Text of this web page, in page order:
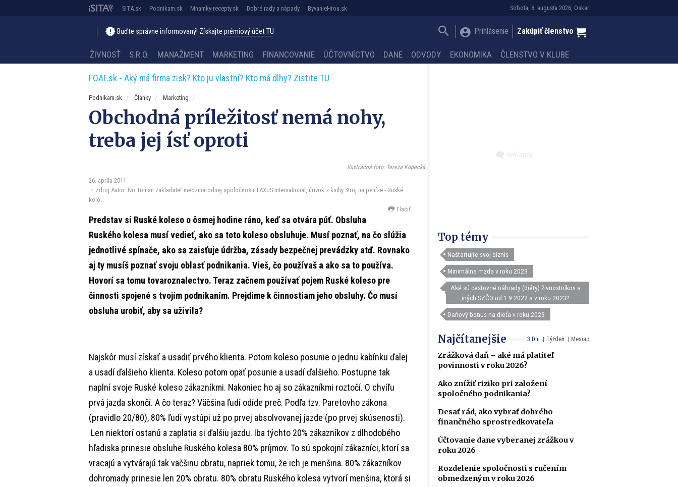
Sobota, 8. augusta 2026, Oskar
SITA.sk Podnikam.sk Mnamky-recepty.sk Dobré rady a nápady ByvanieHrou.sk
Buďte správne informovaný! Získajte prémiový účet TU Prihlásenie Zakúpiť členstvo
ŽIVNOSŤ S.R.O. MANAŽMENT MARKETING FINANCOVANIE ÚČTOVNÍCTVO DANE ODVODY EKONOMIKA ČLENSTVO V KLUBE
FOAF.sk - Aký má firma zisk? Kto ju vlastní? Kto má dlhy? Zistite TU
Podnikam.sk Články Marketing
Obchodná príležitosť nemá nohy,
treba jej ísť oproti
Ilustračná foto: Tereza Kopecká
26. apríla 2011
Zdroj Autor: Ivo Toman zakladateľ medzinárodnej spoločnosti TAXUS International, úrivok z knihy Stroj na peníze - Ruské
kolo.
Tlačiť
Predstav si Ruské koleso o ôsmej hodine ráno, keď sa otvára púť. Obsluha
Ruského kolesa musí vedieť, ako sa toto koleso obsluhuje. Musí poznať, na čo slúžia
jednotlivé spínače, ako sa zaisťuje údržba, zásady bezpečnej prevádzky atď. Rovnako
aj ty musíš poznať svoju oblasť podnikania. Vieš, čo používaš a ako sa to používa.
Hovorí sa tomu tovaroznalectvo. Teraz začnem používať pojem Ruské koleso pre
činnosti spojené s tvojím podnikaním. Prejdime k činnostiam jeho obsluhy. Čo musí
obsluha urobiť, aby sa uživila?
Najskôr musí získať a usadiť prvého klienta. Potom koleso posunie o jednu kabínku ďalej
a usadí ďalšieho klienta. Koleso potom opäť posunie a usadí ďalšieho. Postupne tak
naplní svoje Ruské koleso zákazníkmi. Nakoniec ho aj so zákazníkmi roztočí. O chvíľu
prvá jazda skončí. A čo teraz? Väčšina ľudí odíde preč. Podľa tzv. Paretovho zákona
(pravidlo 20/80), 80% ľudí vystúpi už po prvej absolvovanej jazde (po prvej skúsenosti).
Len niektorí ostanú a zaplatia si ďalšiu jazdu. Iba týchto 20% zákazníkov z dlhodobého
hľadiska prinesie obsluhe Ruského kolesa 80% príjmov. To sú spokojní zákazníci, ktorí sa
vracajú a vytvárajú tak väčšinu obratu, napriek tomu, že ich je menšina. 80% zákazníkov
dohromady prinesie len 20% obratu. 80% obratu Ruského kolesa vytvorí menšina, ktorá si
Top témy
Naštartujte svoj biznis
Minimálna mzda v roku 2023
Aké sú cestovné náhrady (diéty) živnostníkov a
iných SZČO od 1.9.2022 a v roku 2023?
Daňový bonus na dieťa v roku 2023
3 Dni Týždeň Mesiac
Najčítanejšie
Zrážková daň – aké má platiteľ
povinnosti v roku 2026?
Ako znížiť riziko pri založení
spoločného podnikania?
Desať rád, ako vybrať dobrého
finančného sprostredkovateľa
Účtovanie dane vyberanej zrážkou v
roku 2026
Rozdelenie spoločnosti s ručením
obmedzeným v roku 2026